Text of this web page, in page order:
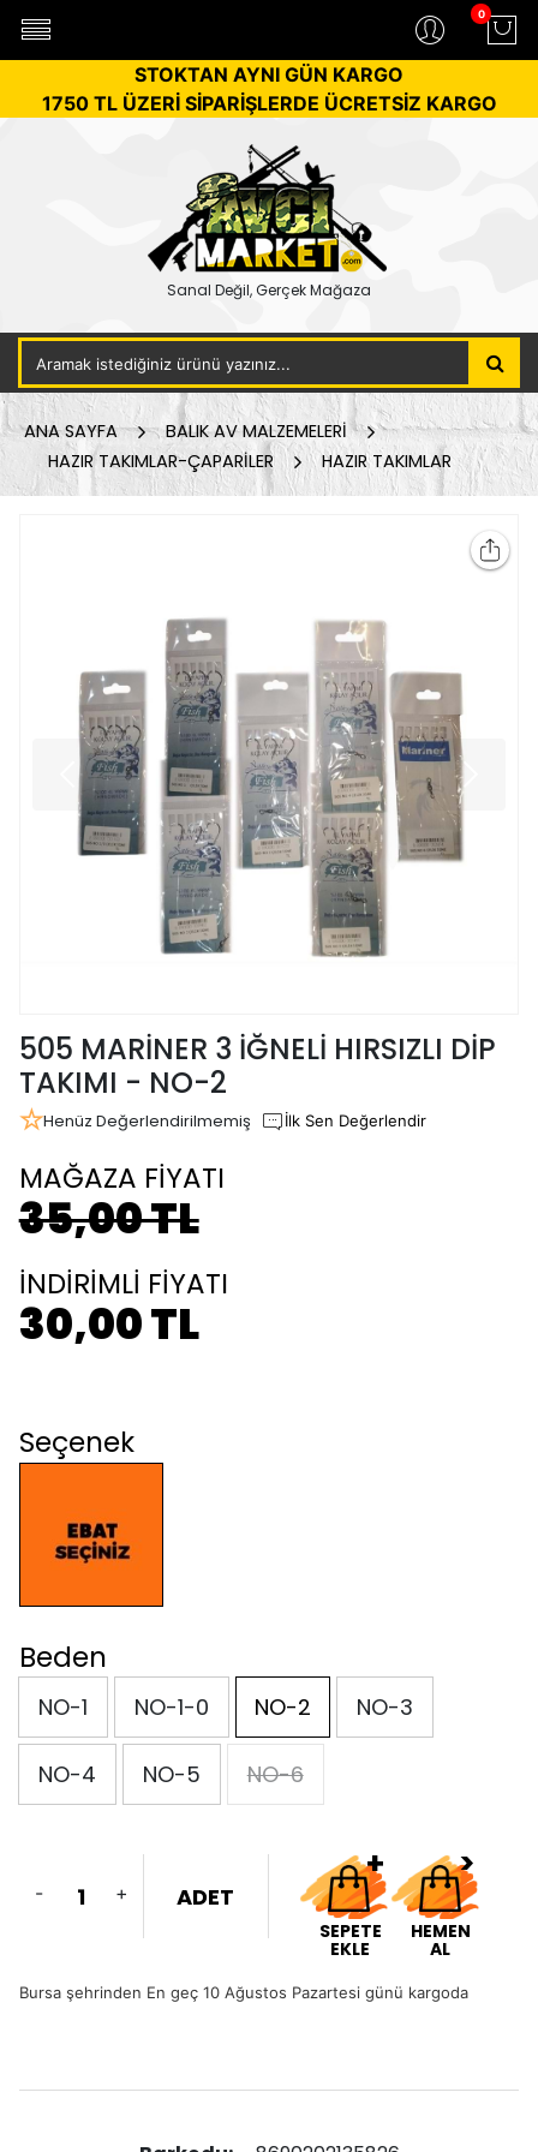
0
STOKTAN AYNI GÜN KARGO
1750 TL ÜZERİ SİPARİŞLERDE ÜCRETSİZ KARGO
Sanal Değil, Gerçek Mağaza
ANA SAYFA
BALIK AV MALZEMELERİ
HAZIR TAKIMLAR-ÇAPARİLER
HAZIR TAKIMLAR
505 MARİNER 3 İĞNELİ HIRSIZLI DİP
TAKIMI - NO-2
Henüz Değerlendirilmemiş İlk Sen Değerlendir
MAĞAZA FİYATI
35,00 TL
İNDİRİMLİ FİYATI
30,00 TL
Seçenek
Beden
NO-1 NO-1-0 NO-2 NO-3
NO-4 NO-5 NO-6
- + ADET
SEPETE
EKLE
HEMEN
AL
Bursa şehrinden En geç 10 Ağustos Pazartesi günü kargoda